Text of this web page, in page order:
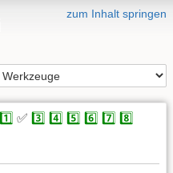
zum Inhalt springen
1️⃣ ✅ 3️⃣ 4️⃣ 5️⃣ 6️⃣ 7️⃣ 8️⃣